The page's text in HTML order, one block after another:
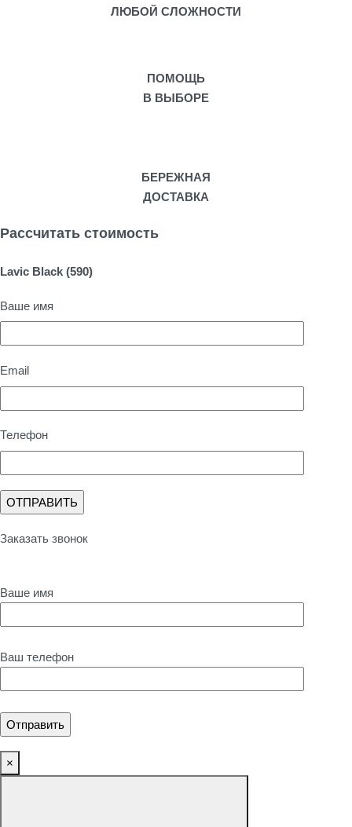
ЛЮБОЙ СЛОЖНОСТИ
ПОМОЩЬ
В ВЫБОРЕ
БЕРЕЖНАЯ
ДОСТАВКА
Рассчитать стоимость
Lavic Black (590)
Ваше имя
Email
Телефон
Заказать звонок
Ваше имя
Ваш телефон
×